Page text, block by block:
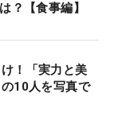
？【食事編】
！「実力と美
10人を写真で